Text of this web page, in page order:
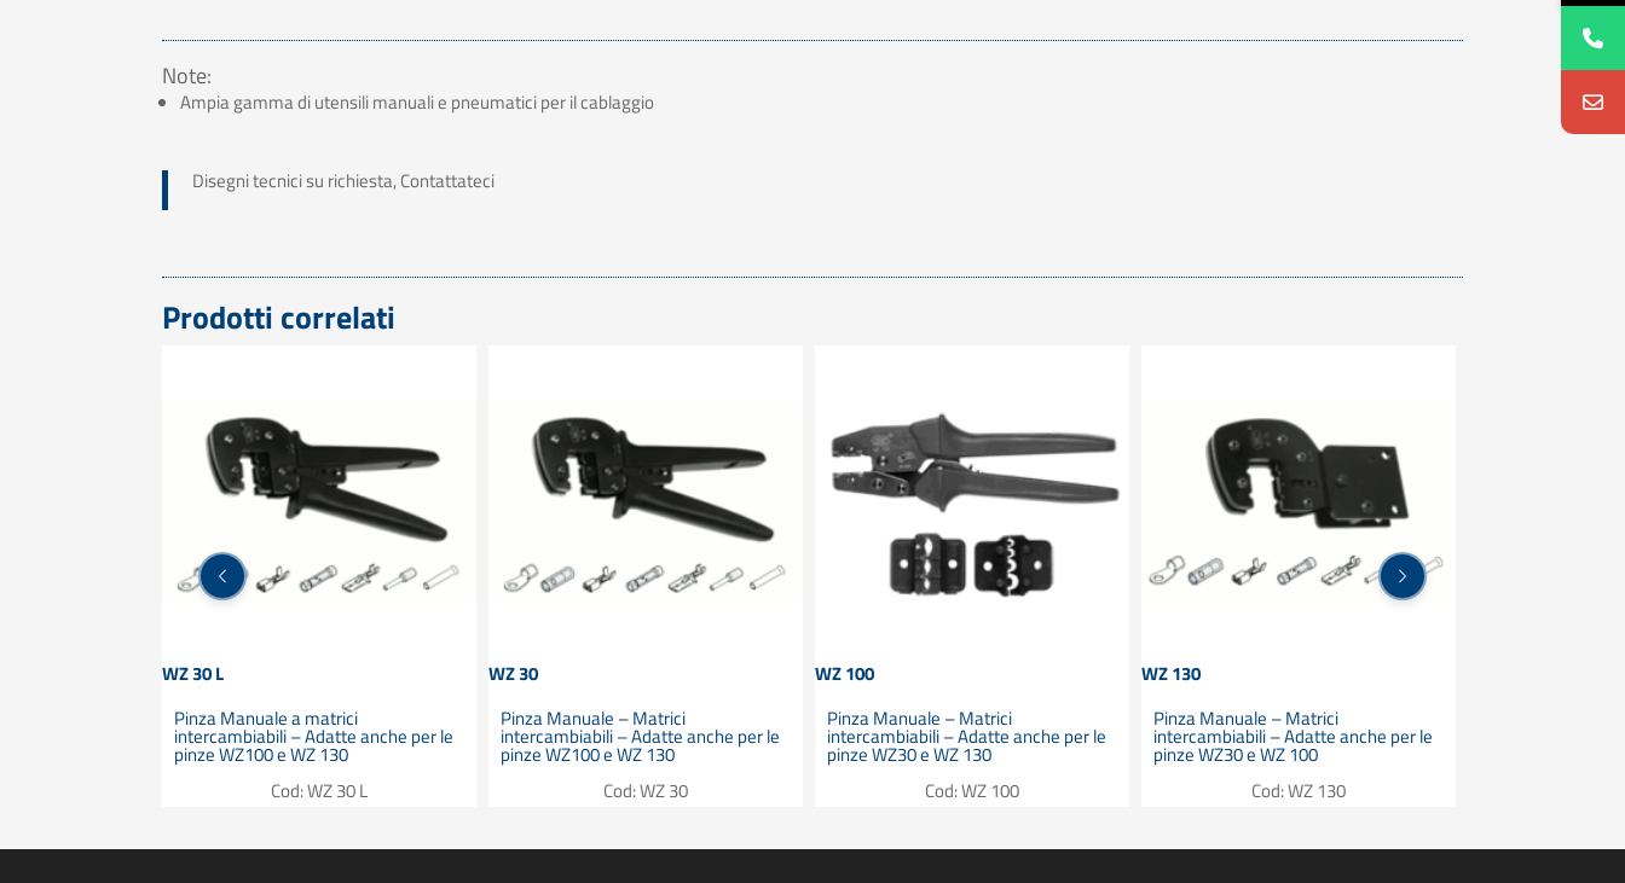
Note:
Ampia gamma di utensili manuali e pneumatici per il cablaggio
Disegni tecnici su richiesta, Contattateci
Prodotti correlati
WZ 30 L
Pinza Manuale a matrici
intercambiabili – Adatte anche per le
pinze WZ100 e WZ 130
Cod: WZ 30 L
WZ 30
Pinza Manuale – Matrici
intercambiabili – Adatte anche per le
pinze WZ100 e WZ 130
Cod: WZ 30
WZ 100
Pinza Manuale – Matrici
intercambiabili – Adatte anche per le
pinze WZ30 e WZ 130
Cod: WZ 100
WZ 130
Pinza Manuale – Matrici
intercambiabili – Adatte anche per le
pinze WZ30 e WZ 100
Cod: WZ 130